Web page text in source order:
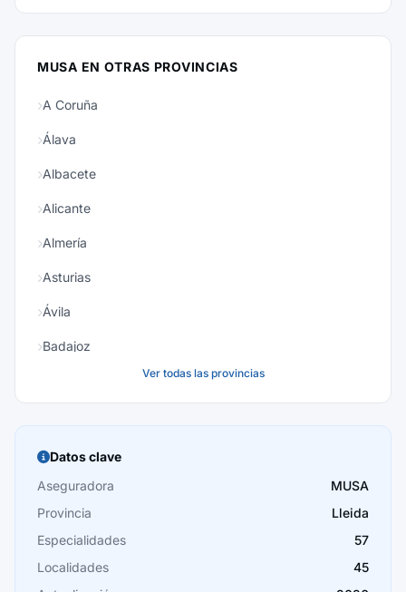
MUSA EN OTRAS PROVINCIAS
A Coruña
Álava
Albacete
Alicante
Almería
Asturias
Ávila
Badajoz
Burgos
Cáceres
Cádiz
Cantabria
Castellón
Ver todas las provincias
Datos clave
Aseguradora
MUSA
Provincia
Lleida
Especialidades
57
Localidades
45